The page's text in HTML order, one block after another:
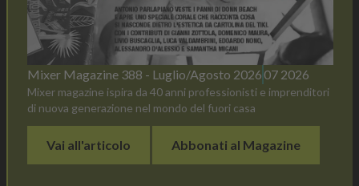
Mixer Magazine 388 - Luglio/Agosto 2026 07 2026
Mixer magazine ispira da 40 anni professionisti e imprenditori
di nuova generazione nel mondo del fuori casa
Vai all'articolo Abbonati al Magazine